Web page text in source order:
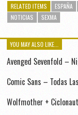
RELATED ITEMS ESPAÑA
NOTICIAS
SEXMA
YOU MAY ALSO LIKE...
Avenged Sevenfold –
Comic Sans – Todas
Wolfmother +